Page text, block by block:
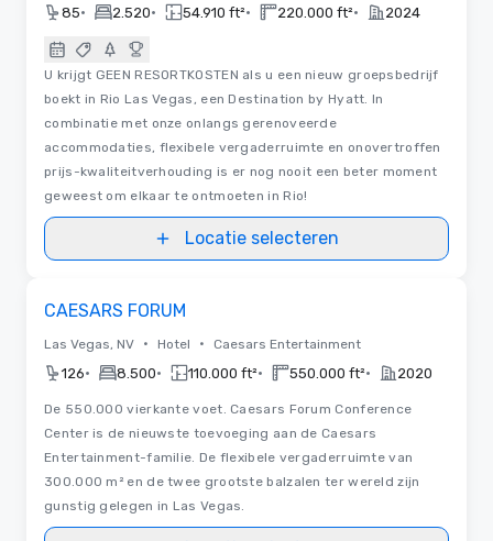
85• 2.520• 54.910 ft²• 220.000 ft²• 2024
U krijgt GEEN RESORTKOSTEN als u een nieuw groepsbedrijf
boekt in Rio Las Vegas, een Destination by Hyatt. In
combinatie met onze onlangs gerenoveerde
accommodaties, flexibele vergaderruimte en onovertroffen
prijs-kwaliteitverhouding is er nog nooit een beter moment
geweest om elkaar te ontmoeten in Rio!
Locatie selecteren
CAESARS FORUM
Las Vegas, NV • Hotel • Caesars Entertainment
126• 8.500• 110.000 ft²• 550.000 ft²• 2020
De 550.000 vierkante voet. Caesars Forum Conference
Center is de nieuwste toevoeging aan de Caesars
Entertainment-familie. De flexibele vergaderruimte van
300.000 m² en de twee grootste balzalen ter wereld zijn
gunstig gelegen in Las Vegas.